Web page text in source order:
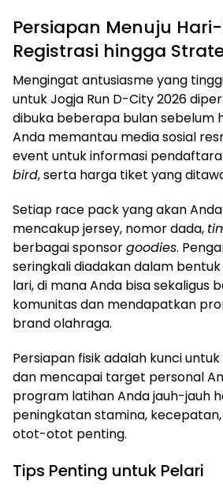
Persiapan Menuju
Registrasi hingga
Mengingat antusiasme yang
untuk Jogja Run D-City 2026
dibuka beberapa bulan sebelum
Anda memantau media sosial
event untuk informasi
bird, serta harga tiket yang
Setiap race pack yang akan
mencakup jersey, nomor dada,
berbagai sponsorgoodies.
seringkali diadakan dalam
lari, di mana Anda bisa sekaligus
komunitas dan mendapatkan
brand olahraga.
Persiapan fisik adalah kunci
dan mencapai target personal
program latihan Anda jauh-jauh
peningkatan stamina,
otot-otot penting.
Tips Penting untuk Pelari